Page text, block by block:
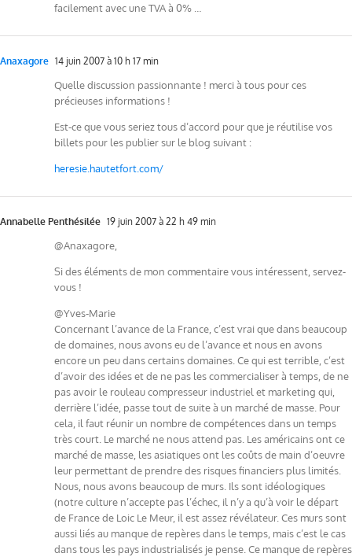
facilement avec une TVA à 0% …
Anaxagore 14 juin 2007 à 10 h 17 min
Quelle discussion passionnante ! merci à tous pour ces
précieuses informations !
Est-ce que vous seriez tous d’accord pour que je réutilise vos
billets pour les publier sur le blog suivant :
heresie.hautetfort.com/
Annabelle Penthésilée 19 juin 2007 à 22 h 49 min
@Anaxagore,
Si des éléments de mon commentaire vous intéressent, servez-
vous !
@Yves-Marie
Concernant l’avance de la France, c’est vrai que dans beaucoup
de domaines, nous avons eu de l’avance et nous en avons
encore un peu dans certains domaines. Ce qui est terrible, c’est
d’avoir des idées et de ne pas les commercialiser à temps, de ne
pas avoir le rouleau compresseur industriel et marketing qui,
derrière l’idée, passe tout de suite à un marché de masse. Pour
cela, il faut réunir un nombre de compétences dans un temps
très court. Le marché ne nous attend pas. Les américains ont ce
marché de masse, les asiatiques ont les coûts de main d’oeuvre
leur permettant de prendre des risques financiers plus limités.
Nous, nous avons beaucoup de murs. Ils sont idéologiques
(notre culture n’accepte pas l’échec, il n’y a qu’à voir le départ
de France de Loic Le Meur, il est assez révélateur. Ces murs sont
aussi liés au manque de repères dans le temps, mais c’est le cas
dans tous les pays industrialisés je pense. Ce manque de repères